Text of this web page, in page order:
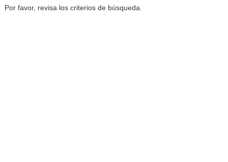
Por favor, revisa los criterios de búsqueda.